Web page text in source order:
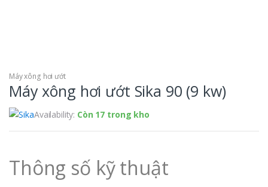
Máy xông hơi ướt
Máy xông hơi ướt Sika 90 (9 kw)
Availability: Còn 17 trong kho
Thông số kỹ thuật